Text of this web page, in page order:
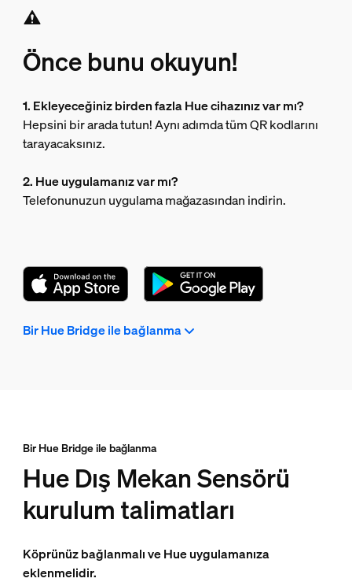
Önce bunu okuyun!
1. Ekleyeceğiniz birden fazla Hue cihazınız var mı?
Hepsini bir arada tutun! Aynı adımda tüm QR kodlarını
tarayacaksınız.
2. Hue uygulamanız var mı?
Telefonunuzun uygulama mağazasından indirin.
Bir Hue Bridge ile bağlanma
Bir Hue Bridge ile bağlanma
Hue Dış Mekan Sensörü
kurulum talimatları
Köprünüz bağlanmalı ve Hue uygulamanıza
eklenmelidir.